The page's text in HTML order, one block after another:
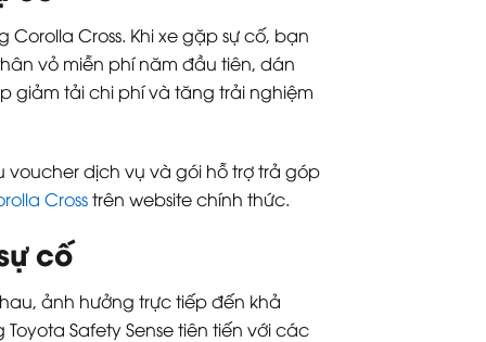
Cross. Khi xe gặp sự cố, bạn
vỏ miễn phí năm đầu tiên, dán
giảm tải chi phí và tăng trải nghiệm
dịch vụ và gói hỗ trợ trả góp
Crosstrên website chính thức.
cố
ảnh hưởng trực tiếp đến khả
Safety Sense tiên tiến với các